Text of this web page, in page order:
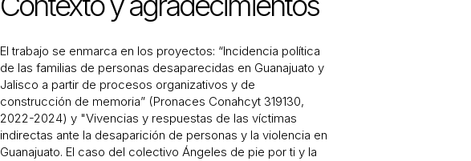
El trabajo se enmarca en los proyectos: “Incidencia política
de las familias de personas desaparecidas en Guanajuato y
Jalisco a partir de procesos organizativos y de
construcción de memoria” (Pronaces Conahcyt 319130,
2022-2024) y "Vivencias y respuestas de las víctimas
indirectas ante la desaparición de personas y la violencia en
Guanajuato. El caso del colectivo Ángeles de pie por ti y la